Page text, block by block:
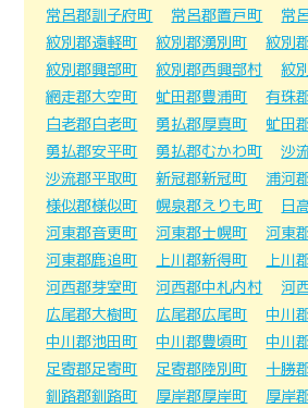
常呂郡訓子府町
常呂郡置戸町
常
紋別郡遠軽町
紋別郡湧別町
紋別
紋別郡興部町
紋別郡西興部村
紋
網走郡大空町
虻田郡豊浦町
有珠
白老郡白老町
勇払郡厚真町
虻田
勇払郡安平町
勇払郡むかわ町
沙
沙流郡平取町
新冠郡新冠町
浦河
様似郡様似町
幌泉郡えりも町
日
河東郡音更町
河東郡士幌町
河東
河東郡鹿追町
上川郡新得町
上川
河西郡芽室町
河西郡中札内村
河
広尾郡大樹町
広尾郡広尾町
中川
中川郡池田町
中川郡豊頃町
中川
足寄郡足寄町
足寄郡陸別町
十勝
釧路郡釧路町
厚岸郡厚岸町
厚岸